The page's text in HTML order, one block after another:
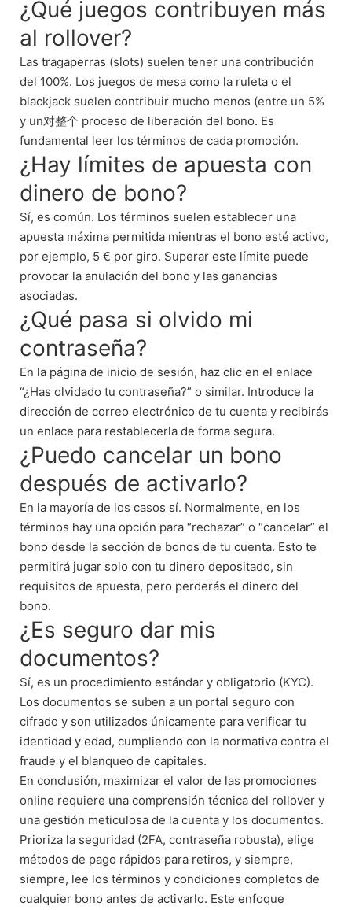
¿Qué juegos contribuyen más
al rollover?
Las tragaperras (slots) suelen tener una contribución
del 100%. Los juegos de mesa como la ruleta o el
blackjack suelen contribuir mucho menos (entre un 5%
y un对整个 proceso de liberación del bono. Es
fundamental leer los términos de cada promoción.
¿Hay límites de apuesta con
dinero de bono?
Sí, es común. Los términos suelen establecer una
apuesta máxima permitida mientras el bono esté activo,
por ejemplo, 5 € por giro. Superar este límite puede
provocar la anulación del bono y las ganancias
asociadas.
¿Qué pasa si olvido mi
contraseña?
En la página de inicio de sesión, haz clic en el enlace
“¿Has olvidado tu contraseña?” o similar. Introduce la
dirección de correo electrónico de tu cuenta y recibirás
un enlace para restablecerla de forma segura.
¿Puedo cancelar un bono
después de activarlo?
En la mayoría de los casos sí. Normalmente, en los
términos hay una opción para “rechazar” o “cancelar” el
bono desde la sección de bonos de tu cuenta. Esto te
permitirá jugar solo con tu dinero depositado, sin
requisitos de apuesta, pero perderás el dinero del
bono.
¿Es seguro dar mis
documentos?
Sí, es un procedimiento estándar y obligatorio (KYC).
Los documentos se suben a un portal seguro con
cifrado y son utilizados únicamente para verificar tu
identidad y edad, cumpliendo con la normativa contra el
fraude y el blanqueo de capitales.
En conclusión, maximizar el valor de las promociones
online requiere una comprensión técnica del rollover y
una gestión meticulosa de la cuenta y los documentos.
Prioriza la seguridad (2FA, contraseña robusta), elige
métodos de pago rápidos para retiros, y siempre,
siempre, lee los términos y condiciones completos de
cualquier bono antes de activarlo. Este enfoque